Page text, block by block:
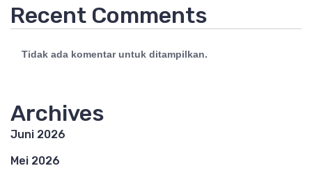
Recent Comments
Tidak ada komentar untuk ditampilkan.
Archives
Juni 2026
Mei 2026